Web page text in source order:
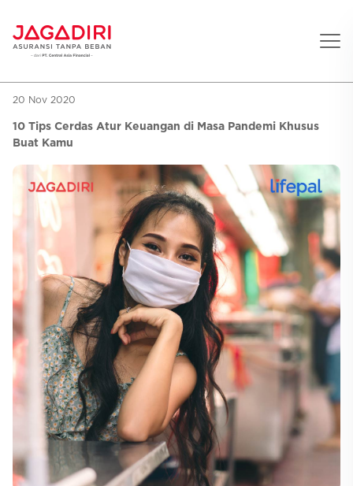
Beranda
Asuransi Pribadi
Aman
Jiwa
Gigi
Lifestyle
Asuransi Ramean
Jaga Konser
Jaga Liburan
Jaga Aman Instan
Asuransi Korporat
Asuransi Jiwa
Asuransi Kecelakaan
Asuransi Kesehatan
Promo
Hitung Premi
Layanan
Selfcare
20 Nov 2020
10 Tips Cerdas Atur Keuangan di Masa Pandemi Khusus
Buat Kamu